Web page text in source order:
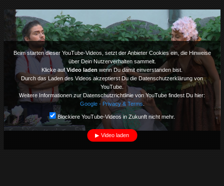
Beim starten dieser YouTube-Videos, setzt der Anbieter Cookies ein, die Hinweise
über Dein Nutzerverhalten sammelt.
Klicke aufVideo laden wenn Du damit einverstanden bist.
Durch das Laden des Videos akzeptierst Du die Datenschutzerklärung von
YouTube.
Weitere Informationen zur Datenschutzrichtlinie von YouTube findest Du hier:
Google - Privacy & Terms.
Blockiere YouTube-Videos in Zukunft nicht mehr.
Video laden